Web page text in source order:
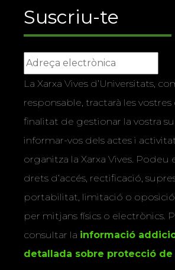
Suscriu-te
La Xarxa Vives d’Universitats,
responsable, tractarà les
finalitat de gestionar la vostra
informar-vos dels actes i
organitza la Xarxa Vives. Podeu
drets d’accés, rectificació,
portabilitat, limitació o
per mitjans físics o electrònics.
consultar la informació
detallada sobre protecció de